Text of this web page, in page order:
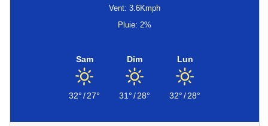
Vent: 3.6Kmph
Pluie: 2%
Sam
32°/27°
Dim
31°/28°
Lun
32°/28°